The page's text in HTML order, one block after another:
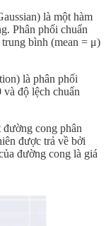
là một hàm
Phân phối chuẩn
bình (mean = μ)
là phân phối
độ lệch chuẩn
cong phân
được trả về bởi
đường cong là giá